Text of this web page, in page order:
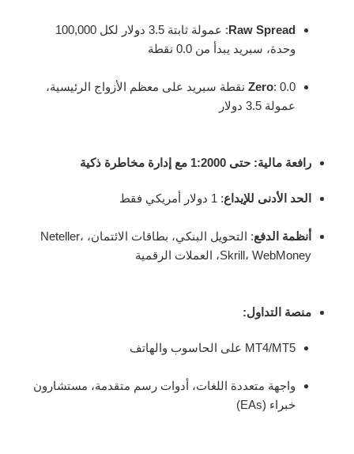
Raw Spread
: عمولة ثابتة 3.5 دولار لكل 100,000
وحدة، سبريد يبدأ من 0.0 نقطة
Zero : 0.0 نقطة سبريد على معظم الأزواج الرئيسية،
عمولة 3.5 دولار
رافعة مالية: حتى 1:2000 مع إدارة مخاطرة ذكية
الحد الأدنى للإيداع: 1 دولار أمريكي فقط
أنظمة الدفع
: التحويل البنكي، بطاقات الائتمان، Neteller،
Skrill، WebMoney، العملات الرقمية
منصة التداول:
MT4/MT5 على الحاسوب والهاتف
واجهة متعددة اللغات، أدوات رسم متقدمة، مستشارون
خبراء (EAs)